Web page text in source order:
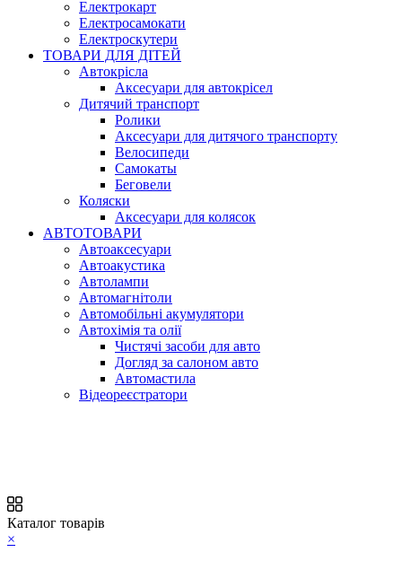
Електрокарт
Електросамокати
Електроскутери
ТОВАРИ ДЛЯ ДІТЕЙ
Автокрісла
Аксесуари для автокрісел
Дитячий транспорт
Ролики
Аксесуари для дитячого транспорту
Велосипеди
Самокаты
Беговели
Коляски
Аксесуари для колясок
АВТОТОВАРИ
Автоаксесуари
Автоакустика
Автолампи
Автомагнітоли
Автомобільні акумулятори
Автохімія та олії
Чистячі засоби для авто
Догляд за салоном авто
Автомастила
Відеореєстратори
Каталог товарів
×